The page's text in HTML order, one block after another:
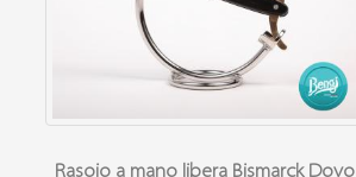
Rasoio a mano libera Bismarck Dovo